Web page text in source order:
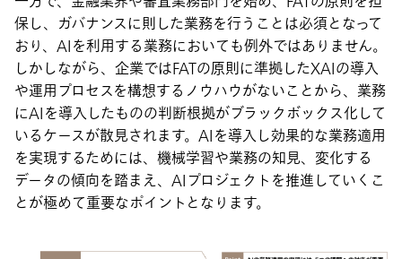
保し、ガバナンスに則した業務を行うことは必須となって
おり、AIを利用する業務においても例外ではありません。
しかしながら、企業ではFATの原則に準拠したXAIの導入
や運用プロセスを構想するノウハウがないことから、業務
にAIを導入したものの判断根拠がブラックボックス化して
いるケースが散見されます。AIを導入し効果的な業務適用
を実現するためには、機械学習や業務の知見、変化する
データの傾向を踏まえ、AIプロジェクトを推進していくこ
とが極めて重要なポイントとなります。